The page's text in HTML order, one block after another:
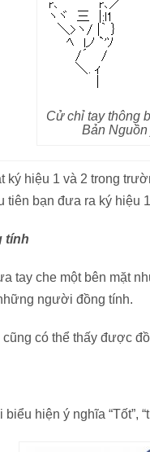
Cử chỉ tay thông
Bản
ký hiệu 1 và 2 trong
tiên bạn đưa ra ký hiệu
tính
tay che một bên mặt
người đồng tính.
có thể thấy được
hiện ý nghĩa “Tốt”,